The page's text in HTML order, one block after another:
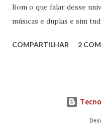
Bom o que falar desse
músicas e duplas e sim
COMPARTILHAR 2